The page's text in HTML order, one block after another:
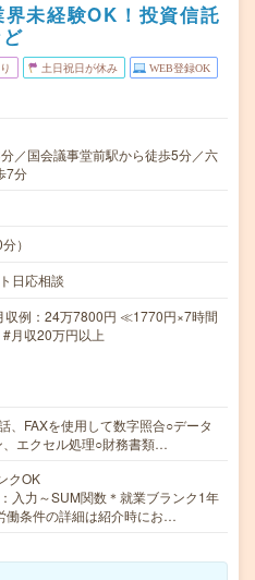
未経験OK！投資信託
土日祝日が休み WEB登録OK
／国会議事堂前駅から徒歩5分／六
7分
）
日応相談
例：24万7800円 ≪1770円×7時間
収20万円以上
、FAXを使用して数字照合○データ
、エクセル処理○財務書類…
クOK
入力～SUM関数＊就業ブランク1年
働条件の詳細は紹介時にお…